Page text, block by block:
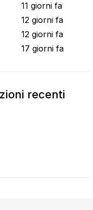
11 giorni fa
12 giorni fa
12 giorni fa
17 giorni fa
recenti